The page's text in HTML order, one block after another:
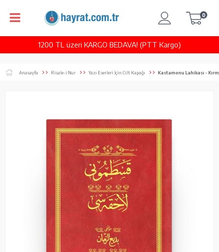
1200 TL üzeri KARGO BEDAVA! (PTT Kargo)
0
Anasayfa Risale-i Nur Yazı Eserleri İçin Cilt Kapağı Kastamonu Lahikası -